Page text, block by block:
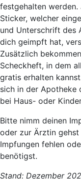
festgehalten werden.
Sticker, welcher
und Unterschrift des
dich geimpft hat,
Zusätzlich
Scheckheft, in dem
gratis erhalten
sich in der Apotheke
bei Haus- oder
Bitte nimm deinen
oder zur Ärztin
Impfungen fehlen
benötigst.
Stand: Dezember